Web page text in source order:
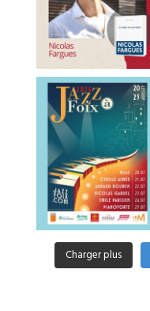
Charger plus